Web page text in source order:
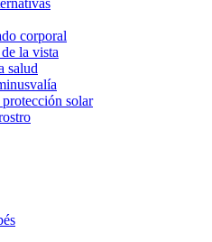
corporal
la vista
salud
solar